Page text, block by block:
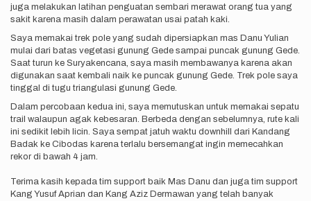
juga melakukan latihan penguatan sembari merawat orang tua yang
sakit karena masih dalam perawatan usai patah kaki.
Saya memakai trek pole yang sudah dipersiapkan mas Danu Yulian
mulai dari batas vegetasi gunung Gede sampai puncak gunung Gede.
Saat turun ke Suryakencana, saya masih membawanya karena akan
digunakan saat kembali naik ke puncak gunung Gede. Trek pole saya
tinggal di tugu triangulasi gunung Gede.
Dalam percobaan kedua ini, saya memutuskan untuk memakai sepatu
trail walaupun agak kebesaran. Berbeda dengan sebelumnya, rute kali
ini sedikit lebih licin. Saya sempat jatuh waktu downhill dari Kandang
Badak ke Cibodas karena terlalu bersemangat ingin memecahkan
rekor di bawah 4 jam.
Terima kasih kepada tim support baik Mas Danu dan juga tim support
Kang Yusuf Aprian dan Kang Aziz Dermawan yang telah banyak